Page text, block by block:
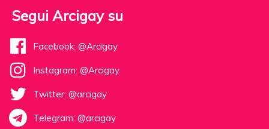
Segui Arcigay su
Facebook: @Arcigay
Instagram: @Arcigay
Twitter: @arcigay
Telegram: @arcigay